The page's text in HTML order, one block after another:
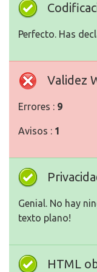
Perfecto. Has
Validez
Errores : 9
Avisos : 1
Genial. No hay
texto plano!
HTML